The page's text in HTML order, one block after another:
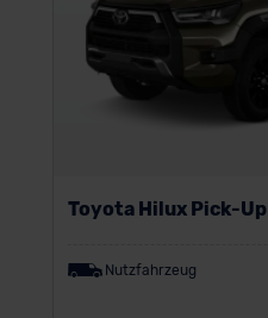
Toyota Hilux Pick-Up
Nutzfahrzeug